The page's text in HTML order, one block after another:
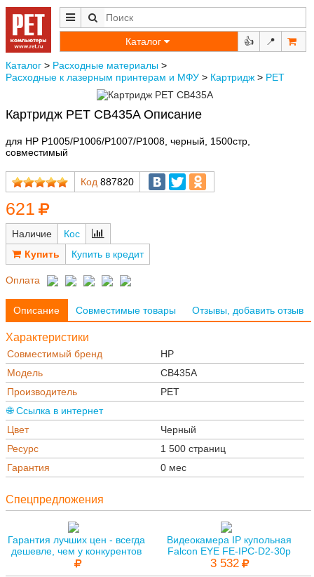
Каталог 👍 📍
Каталог > Расходные материалы >
Расходные к лазерным принтерам и МФУ > Картридж > РЕТ
Картридж РЕТ CB435A Описание
для HP P1005/P1006/P1007/P1008, черный, 1500стр,
совместимый
Код 887820
621
Наличие
Кос
Купить в кредит
Оплата
Описание Совместимые товары Отзывы, добавить отзыв
Характеристики
Совместимый бренд
HP
Модель
CB435A
Производитель
РЕТ
🌐 Ссылка в интернет
Цвет
Черный
Ресурс
1 500 страниц
Гарантия
0 мес
Спецпредложения
Гарантия лучших цен - всегда
дешевле, чем у конкурентов
Видеокамера IP купольная
Falcon EYE FE-IPC-D2-30p
3 532